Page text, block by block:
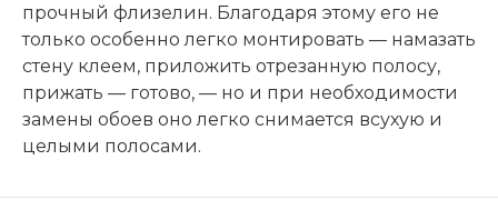
прочный флизелин. Благодаря этому его не
только особенно легко монтировать — намазать
стену клеем, приложить отрезанную полосу,
прижать — готово, — но и при необходимости
замены обоев оно легко снимается всухую и
целыми полосами.